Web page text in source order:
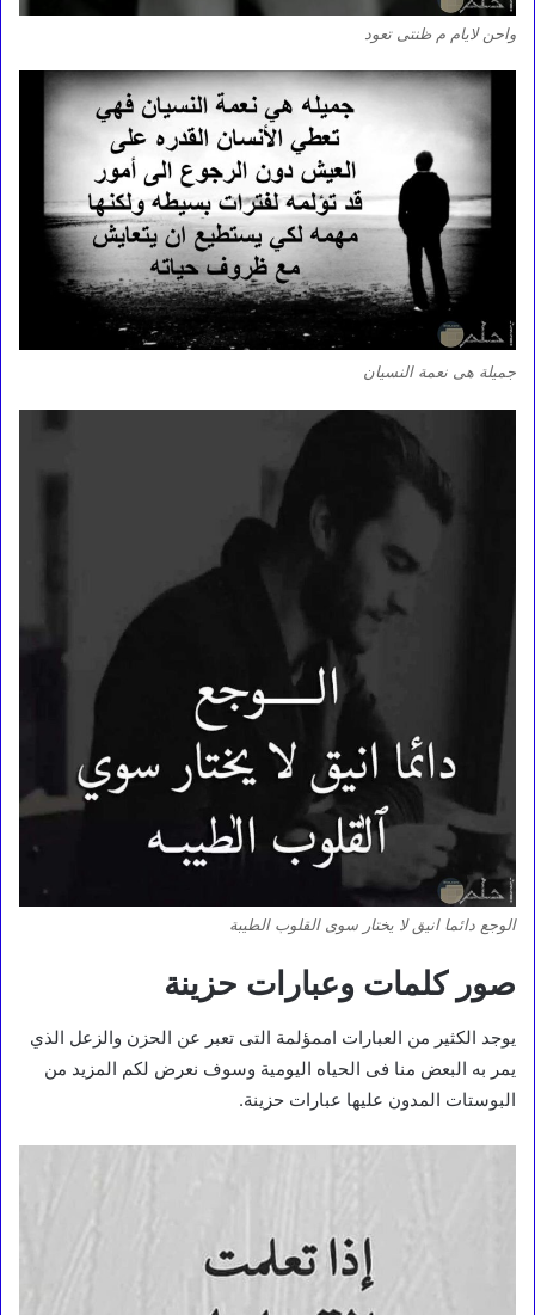
واحن لايام م ظنتى تعود
جميلة هى نعمة النسيان
الوجع دائما انيق لا يختار سوى القلوب الطيبة
صور كلمات وعبارات حزينة
يوجد الكثير من العبارات اممؤلمة التى تعبر عن الحزن والزعل الذي
يمر به البعض منا فى الحياه اليومية وسوف نعرض لكم المزيد من
البوستات المدون عليها عبارات حزينة.